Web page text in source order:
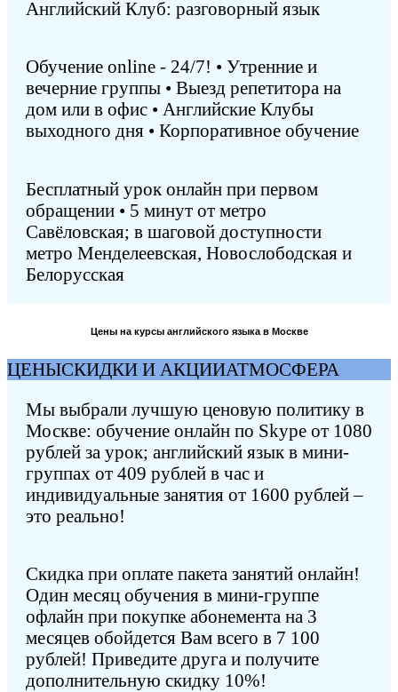
Английский Клуб: разговорный язык
Обучение online - 24/7! • Утренние и
вечерние группы • Выезд репетитора на
дом или в офис • Английские Клубы
выходного дня • Корпоративное обучение
Бесплатный урок онлайн при первом
обращении • 5 минут от метро
Савёловская; в шаговой доступности
метро Менделеевская, Новослободская и
Белорусская
Цены на курсы английского языка в Москве
ЦЕНЫСКИДКИ И АКЦИИАТМОСФЕРА
Мы выбрали лучшую ценовую политику в
Москве: обучение онлайн по Skype от 1080
рублей за урок; английский язык в мини-
группах от 409 рублей в час и
индивидуальные занятия от 1600 рублей –
это реально!
Скидка при оплате пакета занятий онлайн!
Один месяц обучения в мини-группе
офлайн при покупке абонемента на 3
месяцев обойдется Вам всего в 7 100
рублей! Приведите друга и получите
дополнительную скидку 10%!